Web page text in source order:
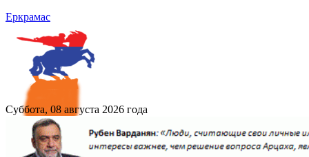
Еркрамас
Суббота, 08 августа 2026 года